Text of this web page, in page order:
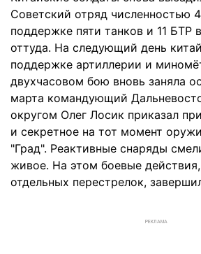
Советский отряд численностью
поддержке пяти танков и 11 БТР
оттуда. На следующий день
поддержке артиллерии и
двухчасовом бою вновь заняла
марта командующий
округом Олег Лосик приказал
и секретное на тот момент
"Град". Реактивные снаряды
живое. На этом боевые действия,
отдельных перестрелок,
РЕКЛАМА